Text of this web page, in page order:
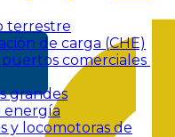
terrestre
de carga (CHE)
comerciales
grandes
energía
y locomotoras de